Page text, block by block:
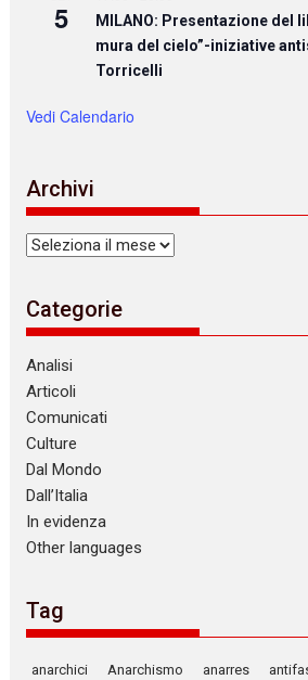
5
MILANO: Presentazione del
mura del cielo”-iniziative
Torricelli
Vedi Calendario
Archivi
Archivi
Categorie
Analisi
Articoli
Comunicati
Culture
Dal Mondo
Dall’Italia
In evidenza
Other languages
Tag
anarchici Anarchismo anarres